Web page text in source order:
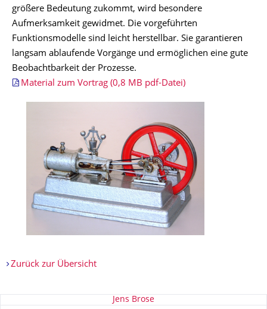
größere Bedeutung zukommt, wird besondere
Aufmerksamkeit gewidmet. Die vorgeführten
Funktionsmodelle sind leicht herstellbar. Sie garantieren
langsam ablaufende Vorgänge und ermöglichen eine gute
Beobachtbarkeit der Prozesse.
Material zum Vortrag (0,8 MB pdf-Datei)
Zurück zur Übersicht
Zu dieser Seite Jens Brose